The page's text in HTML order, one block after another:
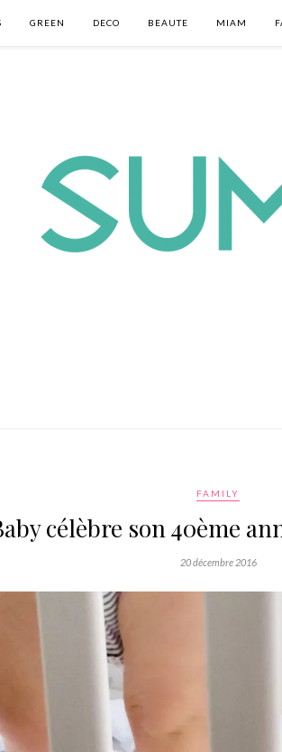
GREEN DECO BEAUTE MIAM
FAMILY
célèbre son 40ème
20 décembre 2016